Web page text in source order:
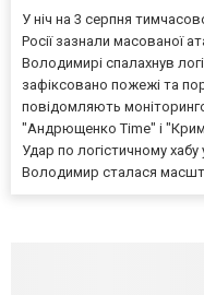
У ніч на 3 серпня
Росії зазнали масованої
Володимирі спалахнув
зафіксовано пожежі та
повідомляють
"Андрющенко Time" і
Удар по логістичному
Володимир сталася